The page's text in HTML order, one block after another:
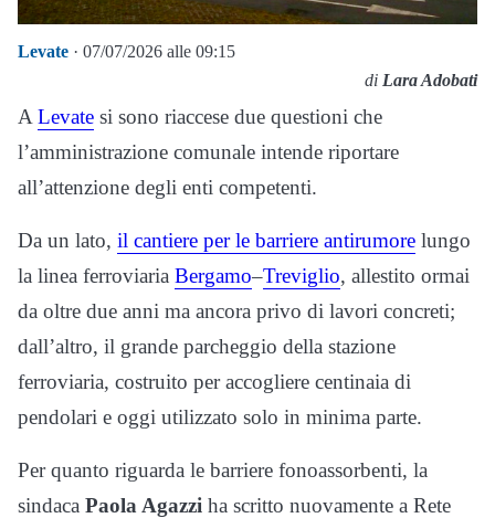
Levate · 07/07/2026 alle 09:15
di Lara Adobati
A Levate si sono riaccese due questioni che
l’amministrazione comunale intende riportare
all’attenzione degli enti competenti.
Da un lato, il cantiere per le barriere antirumore lungo
la linea ferroviaria Bergamo–Treviglio, allestito ormai
da oltre due anni ma ancora privo di lavori concreti;
dall’altro, il grande parcheggio della stazione
ferroviaria, costruito per accogliere centinaia di
pendolari e oggi utilizzato solo in minima parte.
Per quanto riguarda le barriere fonoassorbenti, la
sindaca Paola Agazzi ha scritto nuovamente a Rete